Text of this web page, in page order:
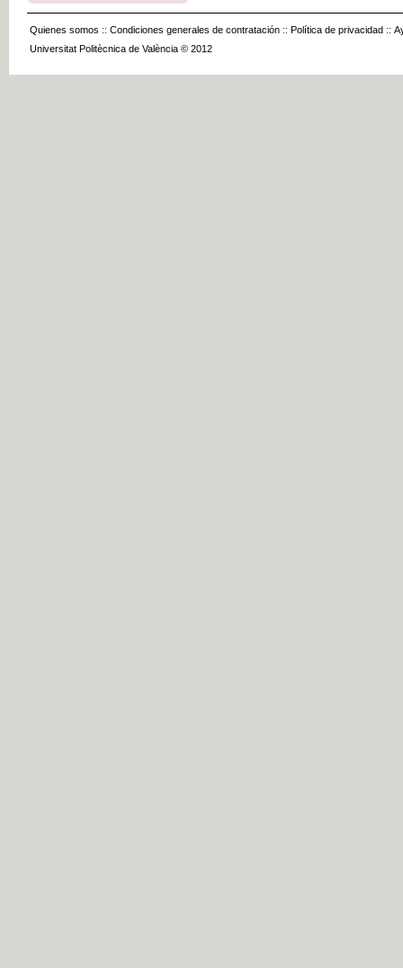
Quienes somos :: Condiciones generales de contratación :: Política de privacidad ::
Universitat Politècnica de València © 2012